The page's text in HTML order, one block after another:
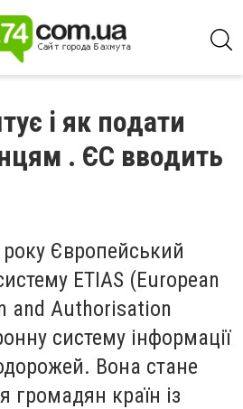
і як подати
. ЄС вводить
Європейський
ETIAS (European
and Authorisation
систему інформації
Вона стане
громадян країн із